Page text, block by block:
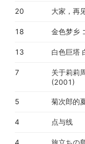
20 大家，再
18 金色梦乡
13 白色巨塔
7
关于莉莉
(2001)
5 菊次郎的
4 点与线
4 旅立ちの